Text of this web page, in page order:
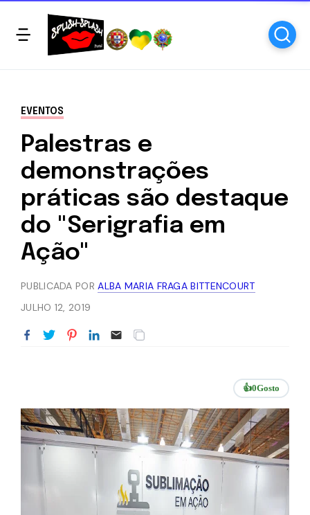
EVENTOS
Palestras e
demonstrações
práticas são destaque
do "Serigrafia em
Ação"
PUBLICADA PORALBA MARIA FRAGA BITTENCOURT
JULHO 12, 2019
👍0Gosto